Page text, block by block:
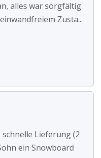
alles war sorgfältig
Zusta...
Lieferung (2
ein Snowboard